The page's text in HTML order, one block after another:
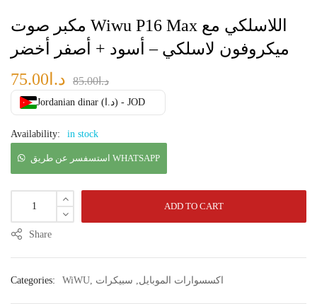
مكبر صوت Wiwu P16 Max اللاسلكي مع
ميكروفون لاسلكي – أسود + أصفر أخضر
د.ا85.00 د.ا 75.00
Jordanian dinar (د.ا) - JOD
Availability: in stock
استسفسر عن طريق WHATSAPP
ADD TO CART
Share
Categories: WiWU, اكسسوارات الموبايل, سبيكرات